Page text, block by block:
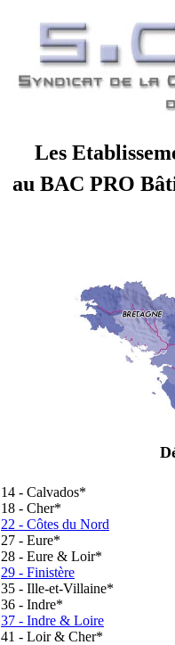
Les
au BAC PRO
14 - Calvados*
18 - Cher*
22 - Côtes du Nord
27 - Eure*
28 - Eure & Loir*
29 - Finistère
35 - Ille-et-Villaine*
36 - Indre*
37 - Indre & Loire
41 - Loir & Cher*